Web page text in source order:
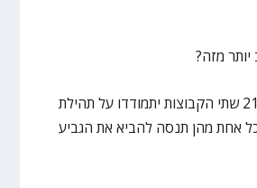
מזה?
ביום חמישי ב-21:00 שתי הקבוצות יתמודדו על תהילת
אחת מהן תנסה להביא את הגביע